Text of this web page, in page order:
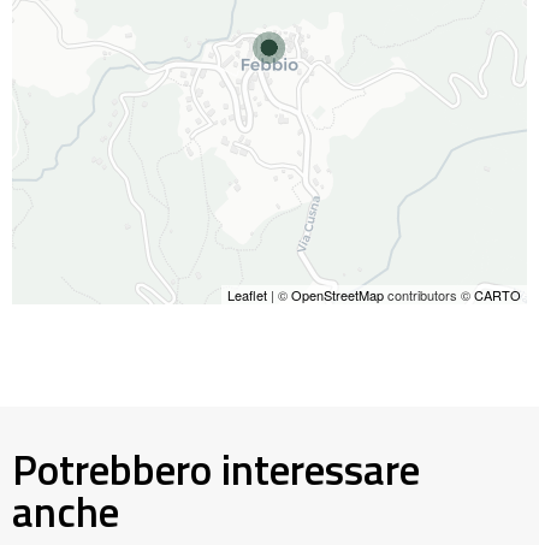
Leaflet | ©OpenStreetMapcontributors ©CARTO
Potrebbero interessare
anche